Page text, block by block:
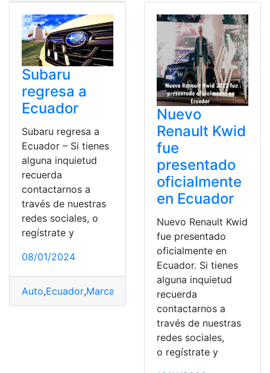
Subaru
regresa a
Ecuador
Subaru regresa a
Ecuador – Si tienes
alguna inquietud
recuerda
contactarnos a
través de nuestras
redes sociales, o
regístrate y
08/01/2024
Auto,Ecuador,Marca Transmisión
Nuevo
Renault Kwid
fue
presentado
oficialmente
en Ecuador
Nuevo Renault Kwid
fue presentado
oficialmente en
Ecuador. Si tienes
alguna inquietud
recuerda
contactarnos a
través de nuestras
redes sociales,
o regístrate y